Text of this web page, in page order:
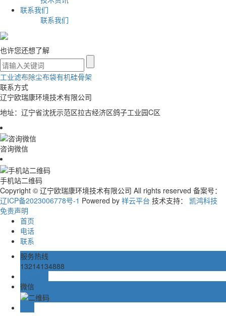
联系我们
联系我们
也许您还想了解
工业滤布除尘布袋有机硅骨架
联系方式
辽宁欧瑞康环境技术有限公司
地址：辽宁省沈抚示范区拉古经济区鸽子工业园C区
咨询微信
手机站二维码
Copyright © 辽宁欧瑞康环境技术有限公司 All rights reserved 备案号：
辽ICP备2023006778号-1 Powered by 祥云平台 技术支持： 凯鸿科技
免责声明
首页
电话
联系
服务热线
13214134888
微信